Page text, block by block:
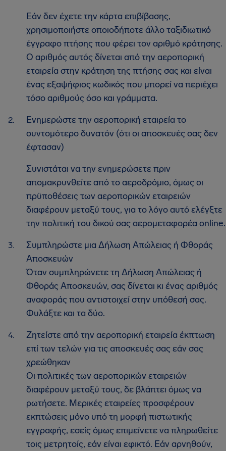
Εάν δεν έχετε την κάρτα επιβίβασης,
χρησιμοποιήστε οποιοδήποτε άλλο ταξιδιωτικό
έγγραφο πτήσης που φέρει τον αριθμό κράτησης.
Ο αριθμός αυτός δίνεται από την αεροπορική
εταιρεία στην κράτηση της πτήσης σας και είναι
ένας εξαψήφιος κωδικός που μπορεί να περιέχει
τόσο αριθμούς όσο και γράμματα.
Ενημερώστε την αεροπορική εταιρεία το
συντομότερο δυνατόν (ότι οι αποσκευές σας δεν
έφτασαν)
Συνιστάται να την ενημερώσετε πριν
απομακρυνθείτε από το αεροδρόμιο, όμως οι
πρϋποθέσεις των αεροπορικών εταιρειών
διαφέρουν μεταξύ τους, για το λόγο αυτό ελέγξτε
την πολιτική του δικού σας αερομεταφορέα online.
Συμπληρώστε μια Δήλωση Απώλειας ή Φθοράς
Αποσκευών
Όταν συμπληρώνετε τη Δήλωση Απώλειας ή
Φθοράς Αποσκευών, σας δίνεται κι ένας αριθμός
αναφοράς που αντιστοιχεί στην υπόθεσή σας.
Φυλάξτε και τα δύο.
Ζητείστε από την αεροπορική εταιρεία έκπτωση
επί των τελών για τις αποσκευές σας εάν σας
χρεώθηκαν
Οι πολιτικές των αεροπορικών εταιρειών
διαφέρουν μεταξύ τους, δε βλάπτει όμως να
ρωτήσετε. Μερικές εταιρείες προσφέρουν
εκπτώσεις μόνο υπό τη μορφή πιστωτικής
εγγραφής, εσείς όμως επιμείνετε να πληρωθείτε
τοις μετρητοίς, εάν είναι εφικτό. Εάν αρνηθούν,